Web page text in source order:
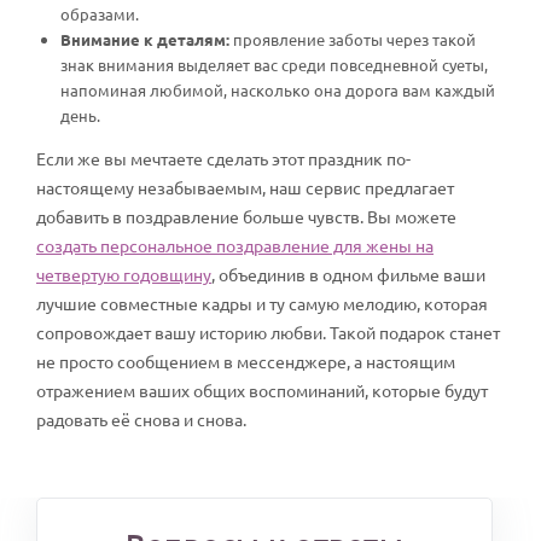
образами.
Внимание к деталям: проявление заботы через такой
знак внимания выделяет вас среди повседневной суеты,
напоминая любимой, насколько она дорога вам каждый
день.
Если же вы мечтаете сделать этот праздник по-
настоящему незабываемым, наш сервис предлагает
добавить в поздравление больше чувств. Вы можете
создать персональное поздравление для жены на
четвертую годовщину, объединив в одном фильме ваши
лучшие совместные кадры и ту самую мелодию, которая
сопровождает вашу историю любви. Такой подарок станет
не просто сообщением в мессенджере, а настоящим
отражением ваших общих воспоминаний, которые будут
радовать её снова и снова.